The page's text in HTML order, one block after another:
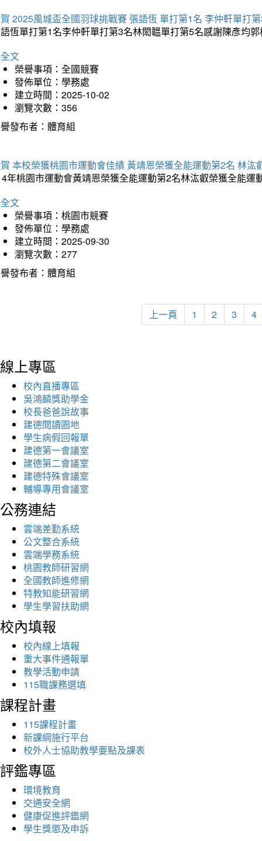
2025風城盃全國羽球挑戰賽 張語恆 單打第1名 李仲軒單打
恆單打第1名李仲軒單打第3名林閎韞單打第5名感謝陳彥均
文
榮譽事項：全國競賽
發佈單位：學務處
建立時間：2025-10-02
瀏覽次數：356
發布者：體育組
本校榮獲桃園市運動會佳績 黃靖恩榮獲全能運動第2名 林汯
年桃園市運動會黃靖恩榮獲全能運動第2名林汯叡榮獲全能運
文
榮譽事項：桃園市競賽
發佈單位：學務處
建立時間：2025-09-30
瀏覽次數：277
發布者：體育組
上一頁 1 2 3 4
線上專區
校內直播專區
吳鴻麟獎助學金
校長爸爸說故事
建德閱讀園地
學生病假回報單
建德第一會議室
建德第二會議室
建德特殊會議室
輔導專用會議室
公務連結
雲端差勤系統
公文整合系統
雲端學務系統
桃園教師研習網
全國教師進修網
特教知能研習網
學生學習扶助網
校內填報
校內線上填報
重大事件通報單
教學活動申請
115職課務選填
課程計畫
115課程計畫
新課綱施行平台
校外人士協助教學要點及課表
評鑑專區
環境教育
交通安全網
健康促進評鑑網
學生獎懲及申訴